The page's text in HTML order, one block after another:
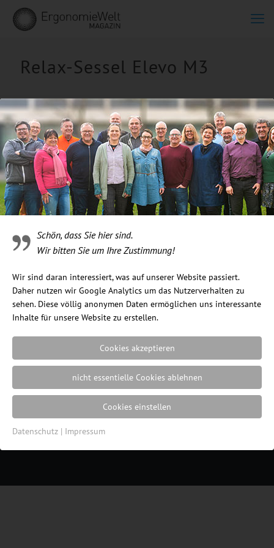
Relax-Sessel Elevo M3
Ein Blog des InternetshopsErgonomieWelt.de
Impressum|Datenschutz
Einstellungen
Schön, dass Sie hier sind.
Wir bitten Sie um Ihre Zustimmung!
Wir sind daran interessiert, was auf unserer Website passiert.
Daher nutzen wir Google Analytics um das Nutzerverhalten zu
sehen. Diese völlig anonymen Daten ermöglichen uns interessante
Inhalte für unsere Website zu erstellen.
Cookies akzeptieren
nicht essentielle Cookies ablehnen
Cookies einstellen
Datenschutz | Impressum